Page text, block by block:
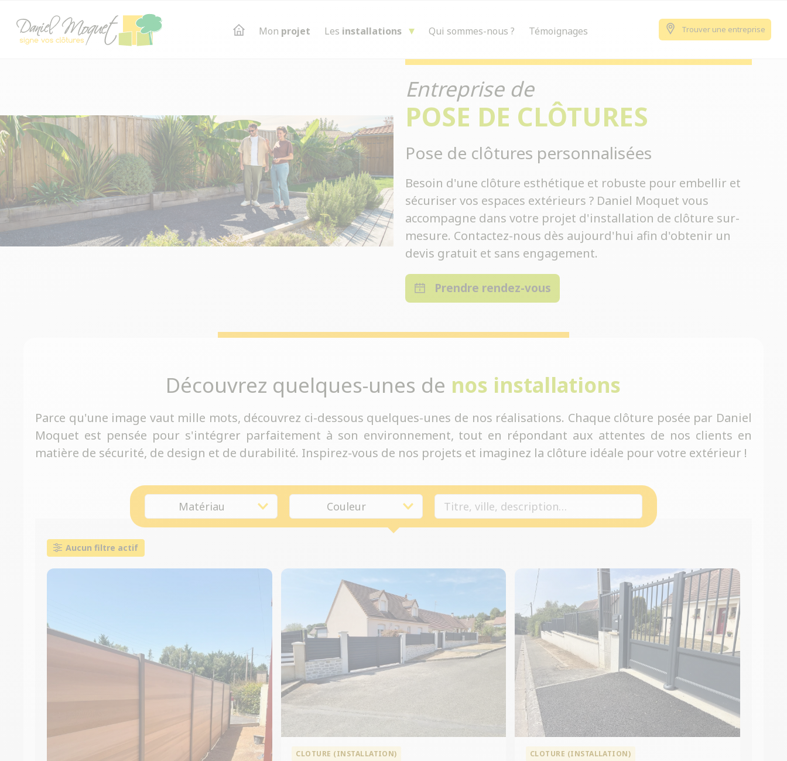
Mon projet Les installations Qui sommes-nous ? Témoignages Trouver une entreprise
Entreprise de
POSE DE CLÔTURES
Pose de clôtures personnalisées
Besoin d'une clôture esthétique et robuste pour embellir et
sécuriser vos espaces extérieurs ? Daniel Moquet vous
accompagne dans votre projet d'installation de clôture sur-
mesure. Contactez-nous dès aujourd'hui afin d'obtenir un
devis gratuit et sans engagement.
Prendre rendez-vous
Découvrez quelques-unes de nos installations
Parce qu'une image vaut mille mots, découvrez ci-dessous quelques-unes de nos réalisations. Chaque clôture posée par Daniel
Moquet est pensée pour s'intégrer parfaitement à son environnement, tout en répondant aux attentes de nos clients en
matière de sécurité, de design et de durabilité. Inspirez-vous de nos projets et imaginez la clôture idéale pour votre extérieur !
Matériau Couleur
Aucun filtre actif
CLOTURE (INSTALLATION) CLOTURE (INSTALLATION)